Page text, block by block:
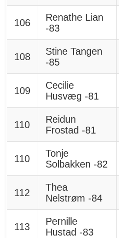
106
Renathe Lian
-83
108
Stine Tangen
-85
109
Cecilie
Husvæg -81
110
Reidun
Frostad -81
110
Tonje
Solbakken -82
112
Thea
Nelstrøm -84
113
Pernille
Hustad -83